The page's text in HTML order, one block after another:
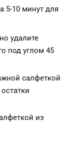
5-10 минут для
удалите
под углом 45
салфеткой
из